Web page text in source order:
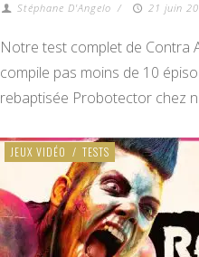
Stéphane D'Angelo / 21 juin
Notre test complet de Contra
compile pas moins de 10
rebaptisée Probotector chez
JEUX VIDÉO / TESTS